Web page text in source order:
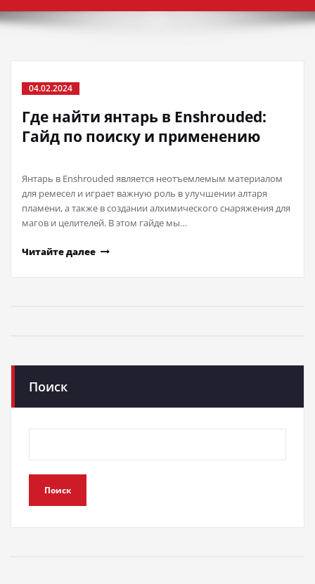
04.02.2024
Где найти янтарь в Enshrouded:
Гайд по поиску и применению
Янтарь в Enshrouded является неотъемлемым материалом
для ремесел и играет важную роль в улучшении алтаря
пламени, а также в создании алхимического снаряжения для
магов и целителей. В этом гайде мы…
Читайте далее
Поиск
Поиск